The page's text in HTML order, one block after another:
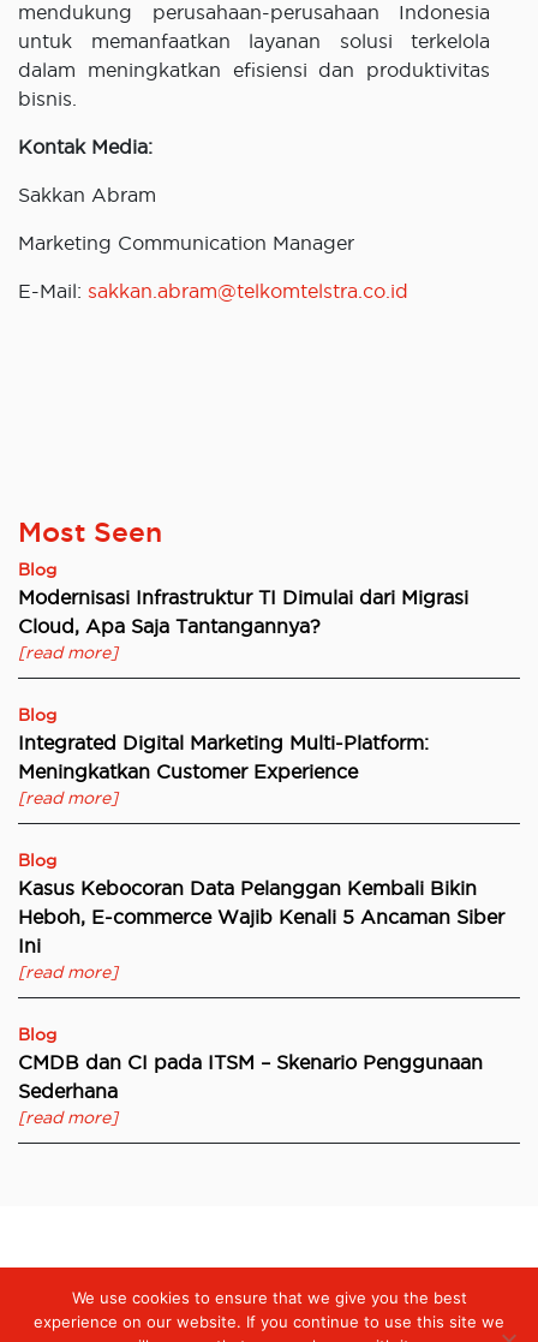
mendukung perusahaan-perusahaan Indonesia
untuk memanfaatkan layanan solusi terkelola
dalam meningkatkan efisiensi dan produktivitas
bisnis.
Kontak Media:
Sakkan Abram
Marketing Communication Manager
E-Mail: sakkan.abram@telkomtelstra.co.id
Most Seen
Blog
Modernisasi Infrastruktur TI Dimulai dari Migrasi
Cloud, Apa Saja Tantangannya?
[read more]
Blog
Integrated Digital Marketing Multi-Platform:
Meningkatkan Customer Experience
[read more]
Blog
Kasus Kebocoran Data Pelanggan Kembali Bikin
Heboh, E-commerce Wajib Kenali 5 Ancaman Siber
Ini
[read more]
Blog
CMDB dan CI pada ITSM – Skenario Penggunaan
Sederhana
[read more]
We use cookies to ensure that we give you the best
experience on our website. If you continue to use this site we
di Tengah Volatilitas Pasar, 93% Korporasi Ubah Strategi Prioritas
TI